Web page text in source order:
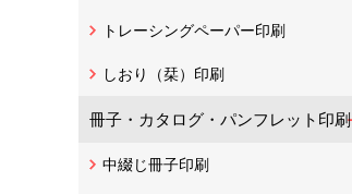
トレーシングペーパー印刷
しおり（栞）印刷
冊子・カタログ・パンフレット印刷
中綴じ冊子印刷